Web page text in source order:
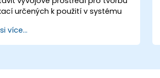
určených k použití v systému
testovat a nasazovat
sloužící ke správě sítí typu
více...